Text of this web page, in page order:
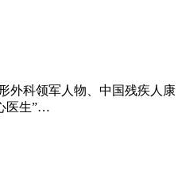
外科领军人物、中国残疾人康
医生”…